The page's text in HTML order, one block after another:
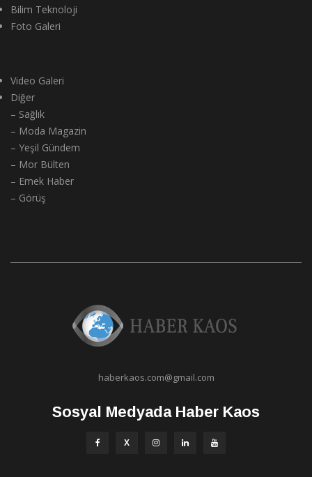
Bilim Teknoloji
Foto Galeri
Video Galeri
Diğer
– Sağlık
– Moda Magazin
– Yeşil Gündem
– Mor Bülten
– Emek Haber
– Görüş
haberkaos.com@gmail.com
Sosyal Medyada Haber Kaos